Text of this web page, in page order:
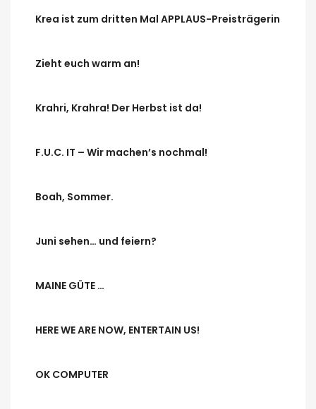
Krea ist zum dritten Mal APPLAUS-Preisträgerin
Zieht euch warm an!
Krahri, Krahra! Der Herbst ist da!
F.U.C. IT – Wir machen’s nochmal!
Boah, Sommer.
Juni sehen… und feiern?
MAINE GÜTE …
HERE WE ARE NOW, ENTERTAIN US!
OK COMPUTER